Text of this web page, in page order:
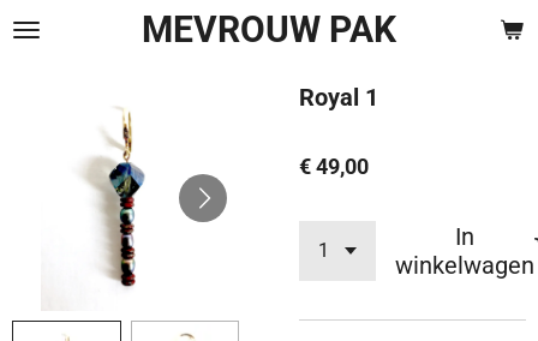
Ga
hoofdinhoud
MEVROUW PAK
Royal 1
€ 49,00
In
winkelwagen